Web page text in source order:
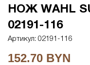
НОЖ WAHL
02191-116
Артикул: 02191-116
152.70 BYN